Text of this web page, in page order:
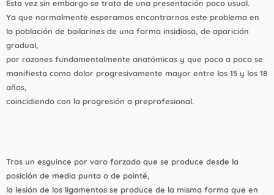
Esta vez sin embargo se trata de una presentación poco usual.
Ya que normalmente esperamos encontrarnos este problema en
la población de bailarines de una forma insidiosa, de aparición
gradual,
por razones fundamentalmente anatómicas y que poco a poco se
manifiesta como dolor progresivamente mayor entre los 15 y los 18
años,
coincidiendo con la progresión a preprofesional.
Tras un esguince por varo forzado que se produce desde la
posición de media punta o de pointé,
la lesión de los ligamentos se produce de la misma forma que en